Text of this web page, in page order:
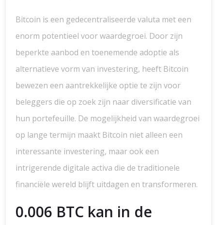
Bitcoin is een gedecentraliseerde valuta met een
enorm potentieel voor waardegroei. Door zijn
beperkte aanbod en toenemende adoptie als
alternatieve vorm van investering, heeft Bitcoin
bewezen een aantrekkelijke optie te zijn voor
beleggers die op zoek zijn naar diversificatie van
hun portefeuille. De mogelijkheid van waardegroei
op lange termijn maakt Bitcoin niet alleen een
interessante investering, maar ook een
intrigerende digitale activa die de traditionele
financiële wereld blijft uitdagen en transformeren.
0.006 BTC kan in de